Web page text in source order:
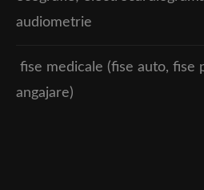
audiometrie
fise medicale (fise auto, fise
angajare)